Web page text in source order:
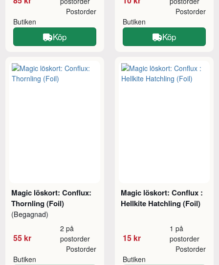
Butiken
Postorder
Köp
Butiken
Postorder
Köp
Magic löskort: Conflux:
Thornling (Foil)
(Begagnad)
55 kr
2 på
postorder
Butiken
Postorder
Magic löskort: Conflux :
Hellkite Hatchling (Foil)
15 kr
1 på
postorder
Butiken
Postorder